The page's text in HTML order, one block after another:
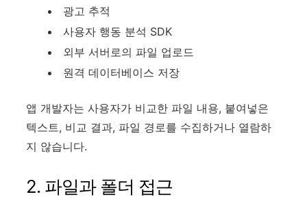
광고 추적
사용자 행동 분석 SDK
외부 서버로의 파일 업로드
원격 데이터베이스 저장
앱 개발자는 사용자가 비교한 파일 내용, 붙여넣은
텍스트, 비교 결과, 파일 경로를 수집하거나 열람하
지 않습니다.
2. 파일과 폴더 접근